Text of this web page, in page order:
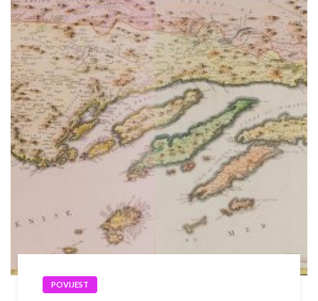
POVIJEST